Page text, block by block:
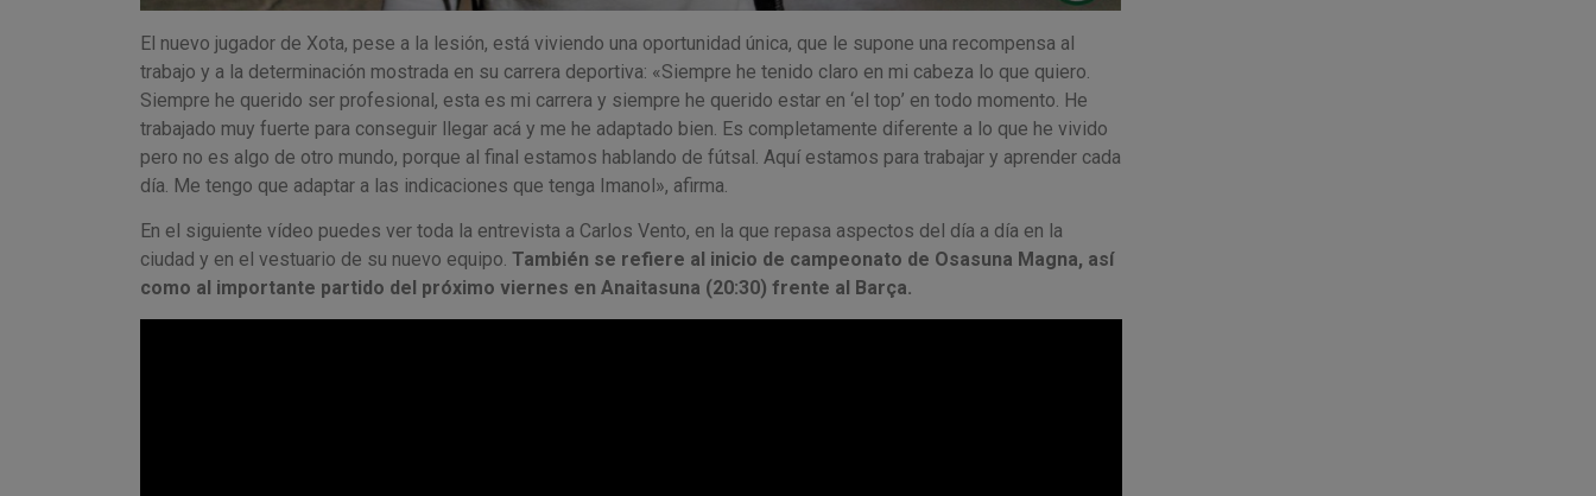
El nuevo jugador de Xota, pese a la lesión, está viviendo una oportunidad única, que le supone una recompensa al
trabajo y a la determinación mostrada en su carrera deportiva: «Siempre he tenido claro en mi cabeza lo que quiero.
Siempre he querido ser profesional, esta es mi carrera y siempre he querido estar en ‘el top’ en todo momento. He
trabajado muy fuerte para conseguir llegar acá y me he adaptado bien. Es completamente diferente a lo que he vivido
pero no es algo de otro mundo, porque al final estamos hablando de fútsal. Aquí estamos para trabajar y aprender cada
día. Me tengo que adaptar a las indicaciones que tenga Imanol», afirma.
En el siguiente vídeo puedes ver toda la entrevista a Carlos Vento, en la que repasa aspectos del día a día en la
ciudad y en el vestuario de su nuevo equipo. También se refiere al inicio de campeonato de Osasuna Magna, así
como al importante partido del próximo viernes en Anaitasuna (20:30) frente al Barça.